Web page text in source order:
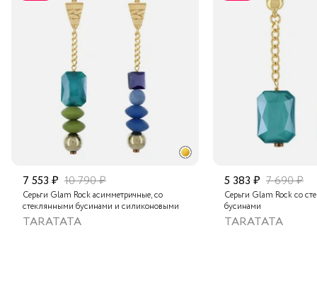
Транспортной компанией по России
Подробнее о сроках доставки
7 553 ₽ 10 790 ₽
Серьги Glam Rock асимметричные, со
стеклянными бусинами и силиконовыми
TARATATA
5 383 ₽ 7 690 ₽
Серьги Glam Rock со
бусинами
TARATATA